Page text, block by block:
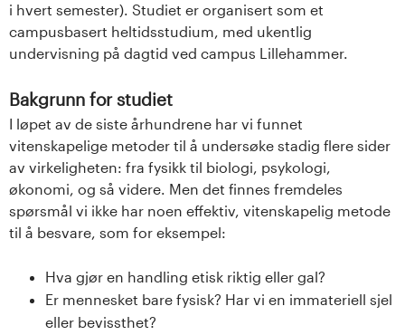
i hvert semester). Studiet er organisert som et
campusbasert heltidsstudium, med ukentlig
undervisning på dagtid ved campus Lillehammer.
Bakgrunn for studiet
I løpet av de siste århundrene har vi funnet
vitenskapelige metoder til å undersøke stadig flere sider
av virkeligheten: fra fysikk til biologi, psykologi,
økonomi, og så videre. Men det finnes fremdeles
spørsmål vi ikke har noen effektiv, vitenskapelig metode
til å besvare, som for eksempel:
Hva gjør en handling etisk riktig eller gal?
Er mennesket bare fysisk? Har vi en immateriell sjel
eller bevissthet?